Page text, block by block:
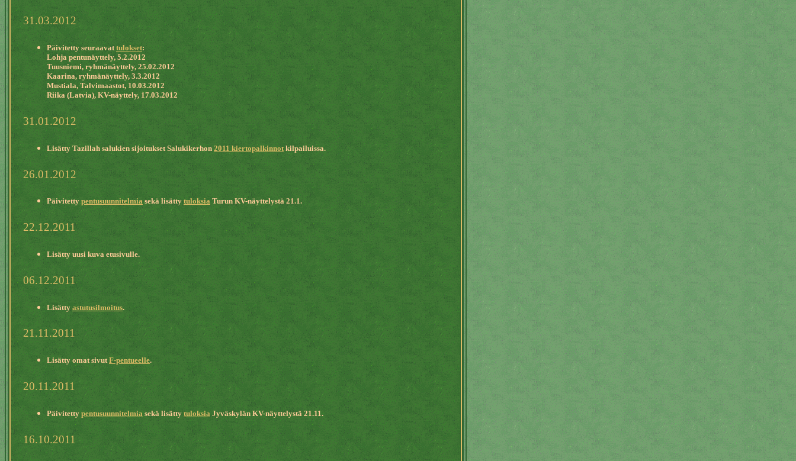
31.03.2012
Päivitetty seuraavattulokset:
Lohja pentunäyttely, 5.2.2012
Tuusniemi, ryhmänäyttely, 25.02.2012
Kaarina, ryhmänäyttely, 3.3.2012
Mustiala, Talvimaastot, 10.03.2012
Riika (Latvia), KV-näyttely, 17.03.2012
31.01.2012
Lisätty Tazillah salukien sijoitukset Salukikerhon 2011 kiertopalkinnot kilpailuissa.
26.01.2012
Päivitettypentusuunnitelmia sekä lisätty tuloksia Turun KV-näyttelystä 21.1.
22.12.2011
Lisätty uusi kuva etusivulle.
06.12.2011
Lisätty astutusilmoitus.
21.11.2011
Lisätty omat sivutF-pentueelle.
20.11.2011
Päivitetty pentusuunnitelmia sekä lisätty tuloksia Jyväskylän KV-näyttelystä 21.11.
16.10.2011